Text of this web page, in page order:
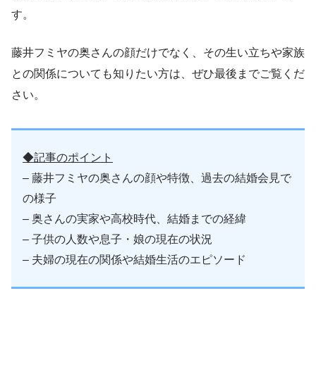
す。
藤井フミヤの奥さんの顔だけでなく、その生い立ちや家族
との関係についても知りたい方は、ぜひ最後までご覧くだ
さい。
◆記事のポイント
– 藤井フミヤの奥さんの顔や特徴、過去の結婚会見で
の様子
– 奥さんの実家や高校時代、結婚までの経緯
– 子供の人数や息子・娘の現在の状況
– 夫婦の現在の関係や結婚生活のエピソード